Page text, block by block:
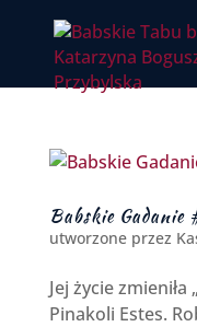
Babskie
utworzone przez
Jej życie
Pinakoli Estes.